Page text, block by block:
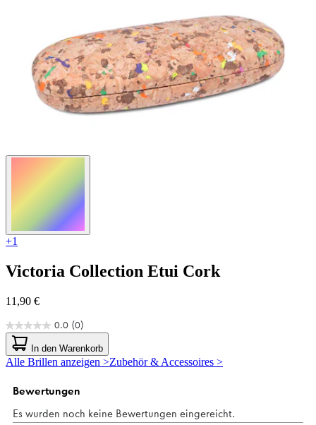
+1
Victoria Collection Etui Cork
11,90 €
0.0 (0)
0.0
von
5
Sternen.
In den Warenkorb
Alle Brillen anzeigen >Zubehör & Accessoires >